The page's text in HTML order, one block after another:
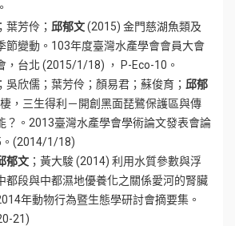
葉芳伶； 邱郁文(2015) 金門慈湖魚類及
節變動。103年度臺灣水產學會會員大會
，台北 (2015/1/18) ， P-Eco-10。
吳欣儒；葉芳伶；顏易君；蘇俊育； 邱郁
，三生得利－開創黑面琵鷺保護區與傳
？。2013臺灣水產學會學術論文發表會論
。(2014/1/18)
郁文 ；黃大駿 (2014) 利用水質參數與浮
都段與中都濕地優養化之關係愛河的腎臟
年動物行為暨生態學研討會摘要集。
21)